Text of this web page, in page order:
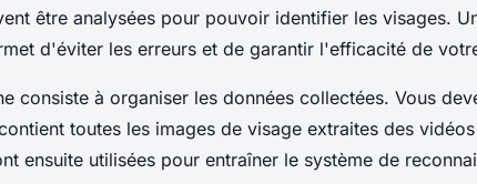
être analysées pour pouvoir identifier les visages.
d'éviter les erreurs et de garantir l'efficacité de
consiste à organiser les données collectées. Vous
toutes les images de visage extraites des
ensuite utilisées pour entraîner le système de